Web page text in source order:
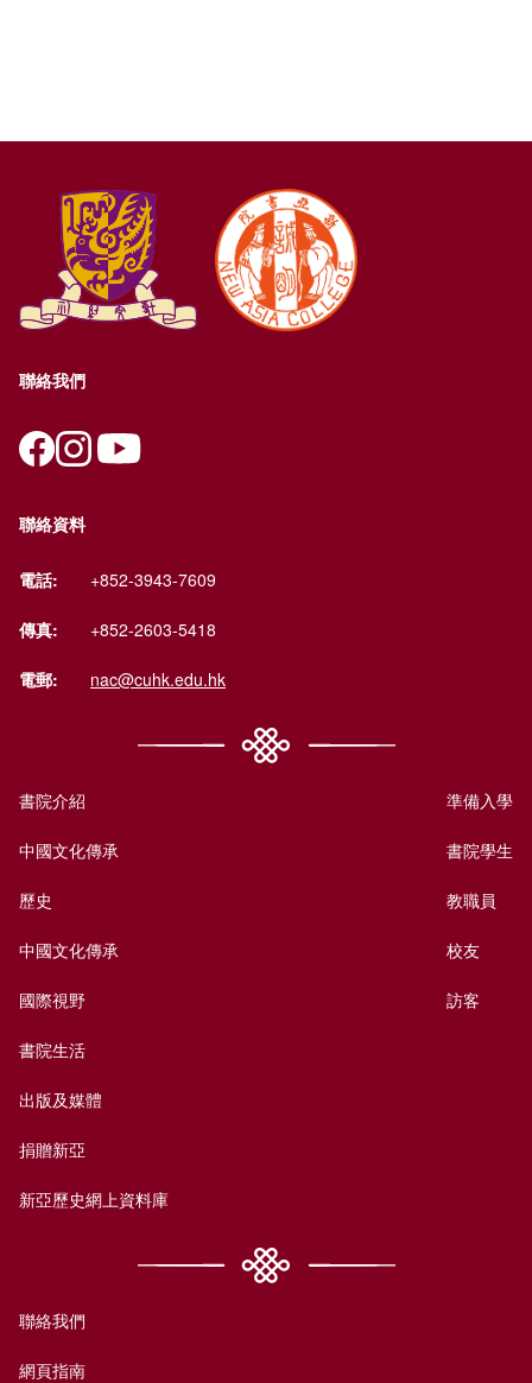
聯絡我們
聯絡資料
電話: +852-3943-7609
傳真: +852-2603-5418
電郵: nac@cuhk.edu.hk
書院介紹
中國文化傳承
歷史
中國文化傳承
國際視野
書院生活
出版及媒體
捐贈新亞
新亞歷史網上資料庫
準備入學
書院學生
教職員
校友
訪客
聯絡我們
網頁指南